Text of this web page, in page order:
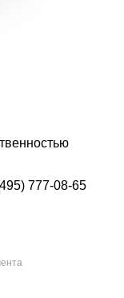
777-08-65